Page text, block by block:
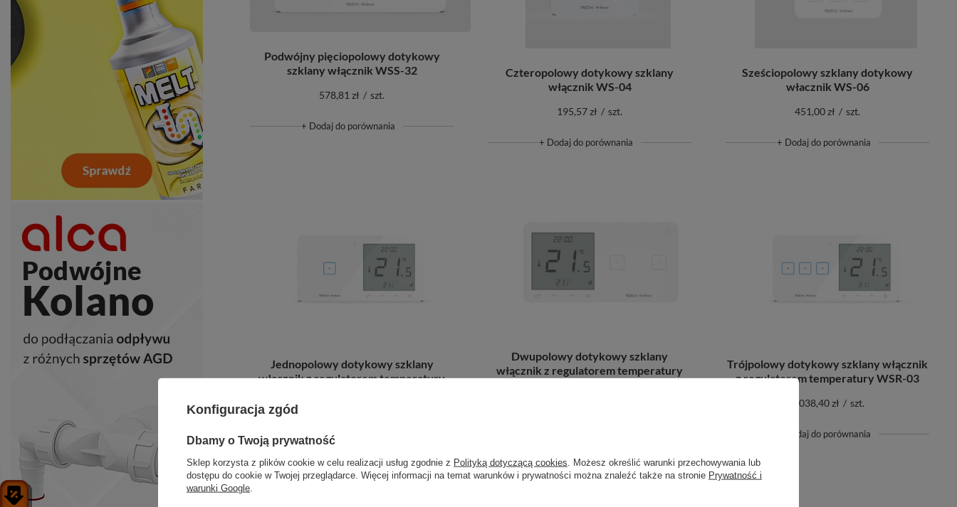
Podwójny pięciopolowy dotykowy
szklany włącznik WSS-32
578,81 zł / szt.
+ Dodaj do porównania
Czteropolowy dotykowy szklany
włącznik WS-04
195,57 zł / szt.
+ Dodaj do porównania
Sześciopolowy szklany dotykowy
włacznik WS-06
451,00 zł / szt.
+ Dodaj do porównania
Jednopolowy dotykowy szklany
włącznik z regulatorem temperatury
+ Dodaj do porównania
Dwupolowy dotykowy szklany
włącznik z regulatorem temperatury
Trójpolowy dotykowy szklany włącznik
z regulatorem temperatury WSR-03
1 038,40 zł / szt.
+ Dodaj do porównania
Konfiguracja zgód
Dbamy o Twoją prywatność
Sklep korzysta z plików cookie w celu realizacji usług zgodnie z Polityką dotyczącą cookies . Możesz określić warunki przechowywania lub
dostępu do cookie w Twojej przeglądarce. Więcej informacji na temat warunków i prywatności można znaleźć także na stronie Prywatność i
warunki Google